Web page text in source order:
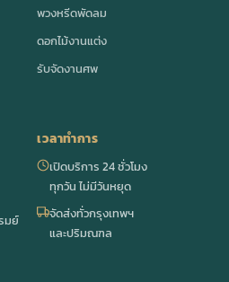
พวงหรีดพัดลม
ดอกไม้งานแต่ง
รับจัดงานศพ
มย์
เวลาทำการ
เปิดบริการ 24 ชั่วโมง
ทุกวัน ไม่มีวันหยุด
จัดส่งทั่วกรุงเทพฯ
และปริมณฑล